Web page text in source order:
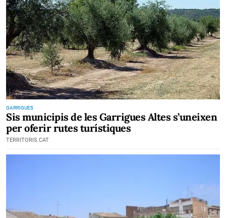
GARRIGUES
Sis municipis de les Garrigues Altes s’uneixen
per oferir rutes turístiques
TERRITORIS.CAT